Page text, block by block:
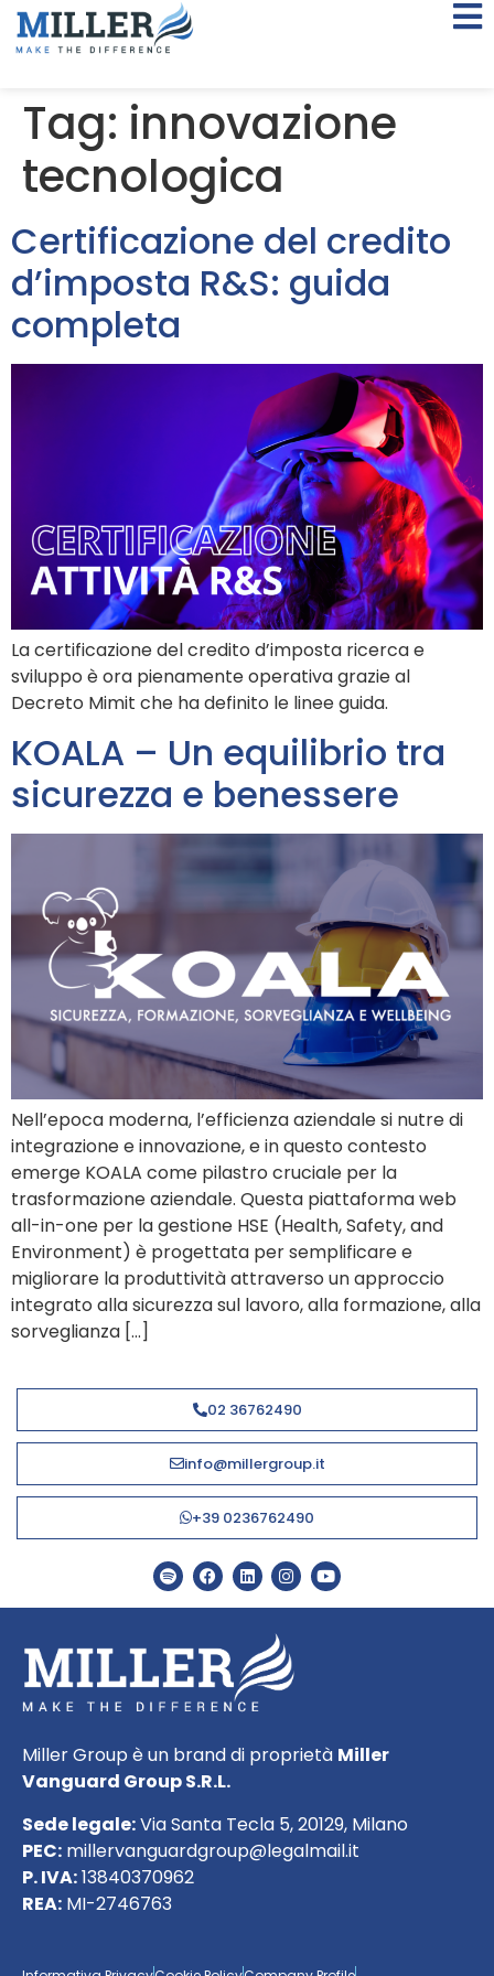
Tag: innovazione
tecnologica
Certificazione del credito
d’imposta R&S: guida
completa
La certificazione del credito d’imposta ricerca e
sviluppo è ora pienamente operativa grazie al
Decreto Mimit che ha definito le linee guida.
KOALA – Un equilibrio tra
sicurezza e benessere
Nell’epoca moderna, l’efficienza aziendale si nutre di
integrazione e innovazione, e in questo contesto
emerge KOALA come pilastro cruciale per la
trasformazione aziendale. Questa piattaforma web
all-in-one per la gestione HSE (Health, Safety, and
Environment) è progettata per semplificare e
migliorare la produttività attraverso un approccio
integrato alla sicurezza sul lavoro, alla formazione, alla
sorveglianza […]
02 36762490
info@millergroup.it
+39 0236762490
Miller Group è un brand di proprietà Miller
Vanguard Group S.R.L.
Sede legale:Via Santa Tecla 5, 20129, Milano
PEC: millervanguardgroup@legalmail.it
P. IVA:13840370962
REA: MI-2746763